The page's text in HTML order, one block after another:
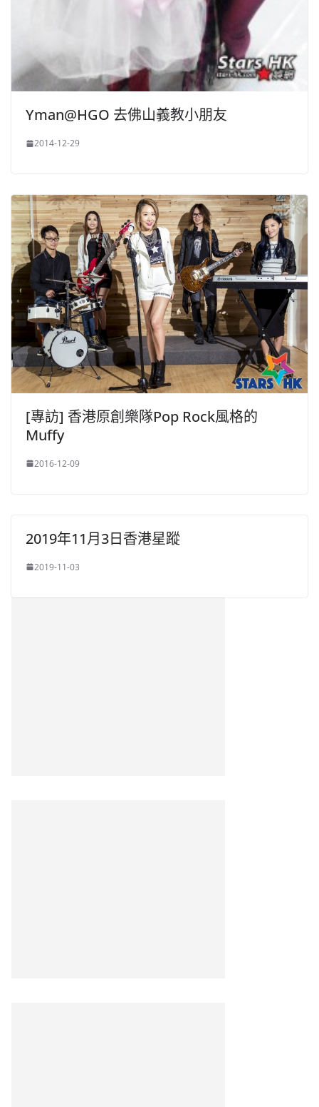
Yman@HGO 去佛山義教小朋友
2014-12-29
[專訪] 香港原創樂隊Pop Rock風格的
Muffy
2016-12-09
2019年11月3日香港星蹤
2019-11-03